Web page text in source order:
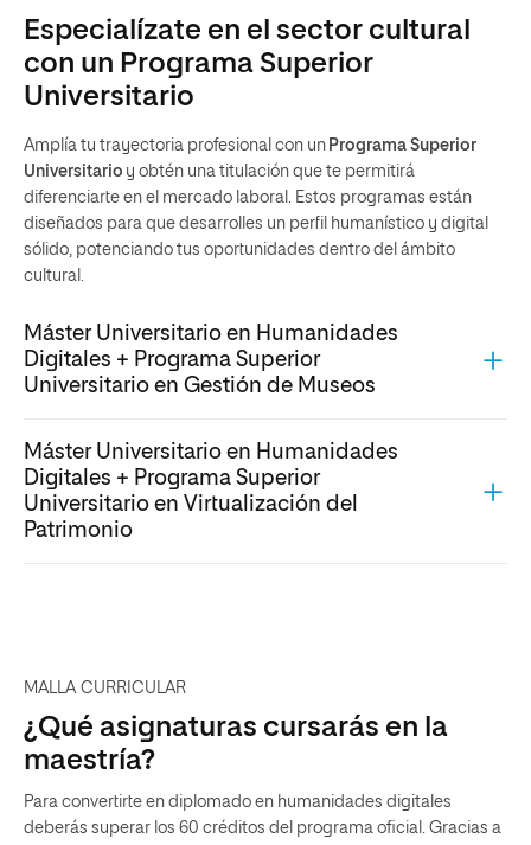
Especialízate en el sector cultural
con un Programa Superior
Universitario
Amplía tu trayectoria profesional con un Programa Superior
Universitario y obtén una titulación que te permitirá
diferenciarte en el mercado laboral. Estos programas están
diseñados para que desarrolles un perfil humanístico y digital
sólido, potenciando tus oportunidades dentro del ámbito
cultural.
Máster Universitario en Humanidades
Digitales + Programa Superior
Universitario en Gestión de Museos
Máster Universitario en Humanidades
Digitales + Programa Superior
Universitario en Virtualización del
Patrimonio
MALLA CURRICULAR
¿Qué asignaturas cursarás en la
maestría?
Para convertirte en diplomado en humanidades digitales
deberás superar los 60 créditos del programa oficial. Gracias a